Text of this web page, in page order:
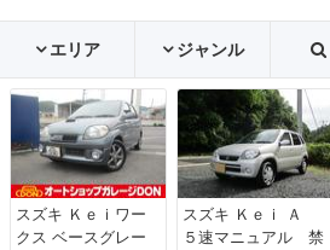
エリア ジャンル
スズキ Ｋｅｉワー
クス ベースグレー
スズキ Ｋｅｉ Ａ
５速マニュアル 禁